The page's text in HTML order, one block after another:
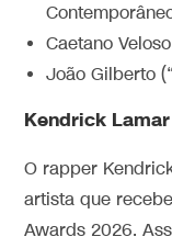
Caetano
João Gilberto
Kendrick
O rapper
artista que
Awards 2026.